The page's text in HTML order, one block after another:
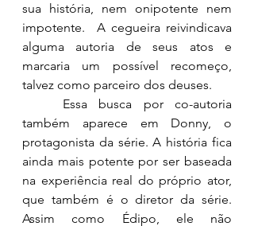
sua história, nem onipotente nem
impotente.  A cegueira reivindicava
alguma autoria de seus atos e
marcaria um possível recomeço,
talvez como parceiro dos deuses.
também aparece em Donny, o
protagonista da série. A história fica
ainda mais potente por ser baseada
na experiência real do próprio ator,
Assim como Édipo, ele não